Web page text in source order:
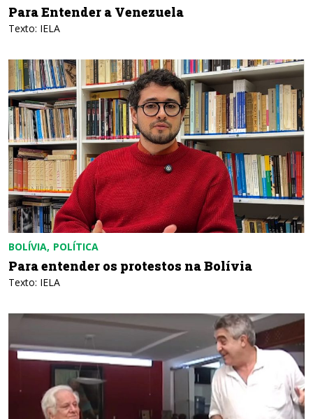
Para Entender a Venezuela
Texto: IELA
BOLÍVIA POLÍTICA
Para entender os protestos na Bolívia
Texto: IELA